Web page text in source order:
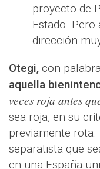
proyecto de
Estado. Pero
dirección
Otegi, con
aquella
veces roja antes
sea roja, en su
previamente rota.
separatista que
en una España